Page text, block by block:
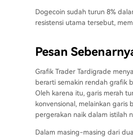
Dogecoin sudah turun 8%
resistensi utama tersebut,
Pesan
Grafik Trader Tardigrade
berarti semakin rendah grafik
Oleh karena itu, garis merah
konvensional, melainkan
pergerakan naik dalam istilah
Dalam masing-masing dari